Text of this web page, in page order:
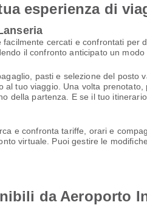
esperienza di
cercati e confrontati
il confronto anticipato un modo
pasti e selezione del
tuo viaggio. Una volta
della partenza. E se il tuo
e confronta tariffe, orari e
virtuale. Puoi gestire le
da Aeroporto